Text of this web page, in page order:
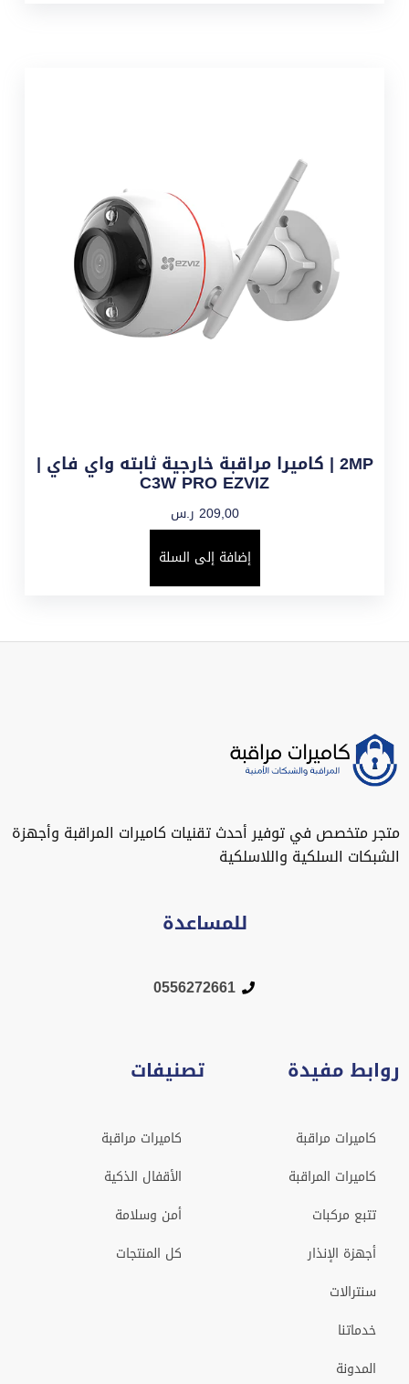
2MP | كاميرا مراقبة خارجية ثابته واي فاي |
C3W PRO EZVIZ
209,00 ر.س
إضافة إلى السلة
متجر متخصص في توفير أحدث تقنيات كاميرات المراقبة وأجهزة
الشبكات السلكية واللاسلكية
للمساعدة
0556272661
روابط مفيدة
كاميرات مراقبة
كاميرات المراقبة
تتبع مركبات
أجهزة الإنذار
سنترالات
خدماتنا
المدونة
تصنيفات
كاميرات مراقبة
الأقفال الذكية
أمن وسلامة
كل المنتجات